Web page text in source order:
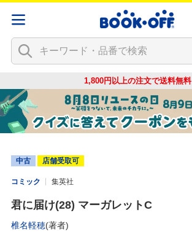
1,800円以上の注文で送料無料
中古 店舗受取可
コミック 集英社
君に届け(28) マーガレットC
椎名軽穂(著者)